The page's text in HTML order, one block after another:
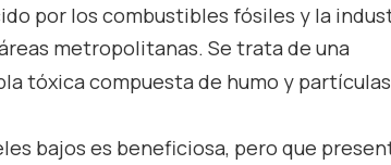
por los combustibles fósiles y la
metropolitanas. Se trata de una
tóxica compuesta de humo y
bajos es beneficiosa, pero que